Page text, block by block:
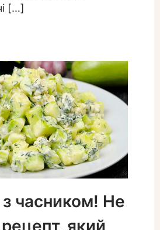
[…]
часником! Не
який